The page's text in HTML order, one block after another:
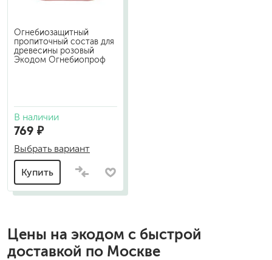
Огнебиозащитный
пропиточный состав для
древесины розовый
Экодом Огнебиопроф
В наличии
769 ₽
Выбрать вариант
Купить
Цены на экодом с быстрой
доставкой по Москве